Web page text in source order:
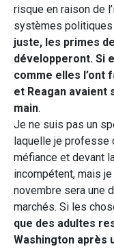
risque en raison de
systèmes politiques
juste, les primes
développeront. Si
comme elles l’ont
et Reagan avaient
main.
Je ne suis pas un
laquelle je professe
méfiance et devant
incompétent, mais
novembre sera une
marchés. Si les
que des adultes
Washington après